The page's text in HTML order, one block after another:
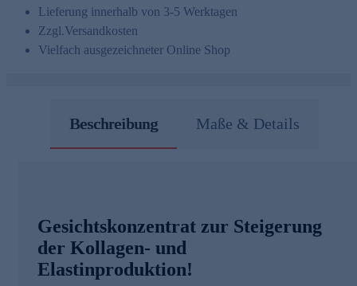
Lieferung innerhalb von 3-5 Werktagen
Zzgl.Versandkosten
Vielfach ausgezeichneter Online Shop
Beschreibung Maße & Details
Gesichtskonzentrat zur Steigerung
der Kollagen- und
Elastinproduktion!